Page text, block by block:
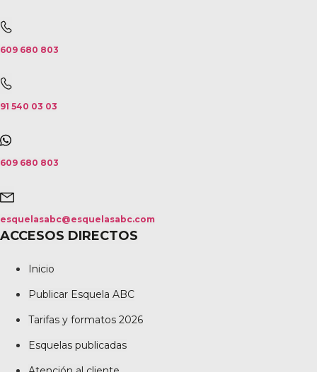
609 680 803
91 540 03 03
609 680 803
esquelasabc@esquelasabc.com
ACCESOS DIRECTOS
Inicio
Publicar Esquela ABC
Tarifas y formatos 2026
Esquelas publicadas